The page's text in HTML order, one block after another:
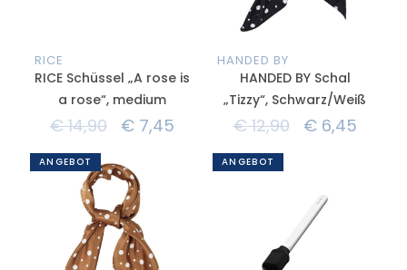
RICE
RICE Schüssel „A rose is
a rose“, medium
€14,90 € 7,45
HANDED BY
HANDED BY Schal
„Tizzy“, Schwarz/Weiß
€12,90 €6,45
ANGEBOT ANGEBOT